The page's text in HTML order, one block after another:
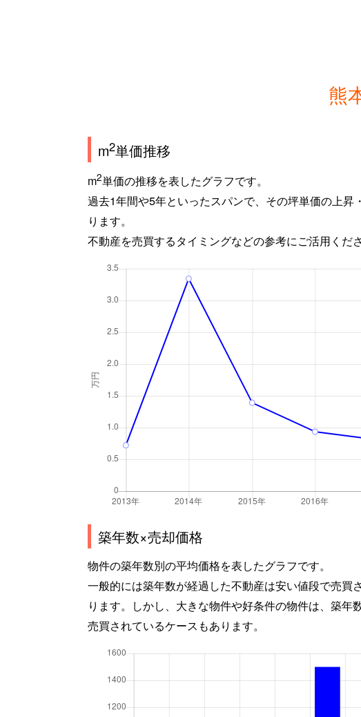
熊
m2単価推移
m2単価の推移を表したグラフです。
過去1年間や5年といったスパンで、その坪単価の上昇
ります。
不動産を売買するタイミングなどの参考にご活用くださ
築年数×売却価格
物件の築年数別の平均価格を表したグラフです。
一般的には築年数が経過した不動産は安い値段で売買
ります。しかし、大きな物件や好条件の物件は、築年
売買されているケースもあります。